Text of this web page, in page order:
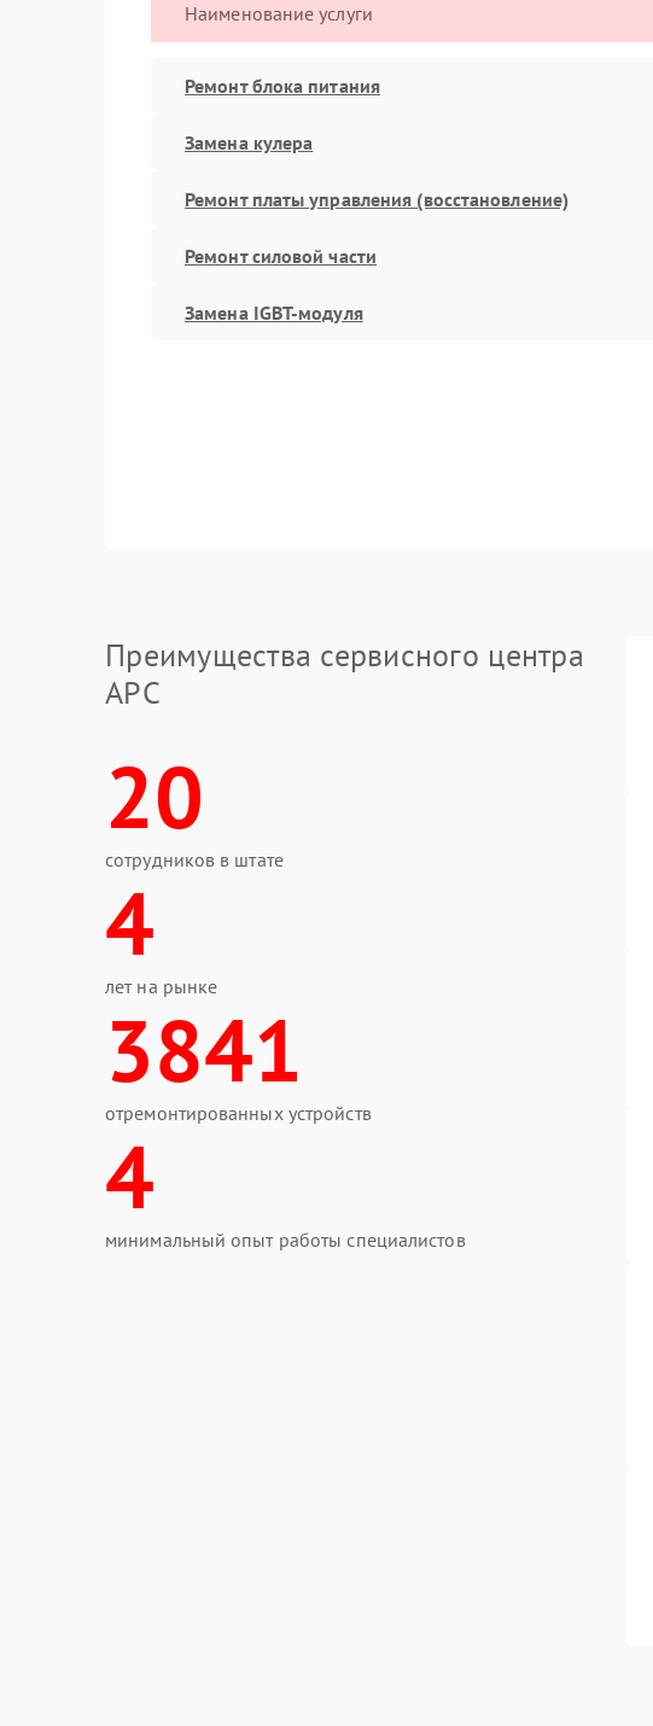
Наименование услуги
Ремонт блока питания
Замена кулера
Ремонт платы управления (восстановление)
Ремонт силовой части
Замена IGBT-модуля
Преимущества сервисного центра
APC
20
сотрудников в штате
4
лет на рынке
3841
отремонтированных устройств
4
минимальный опыт работы специалистов